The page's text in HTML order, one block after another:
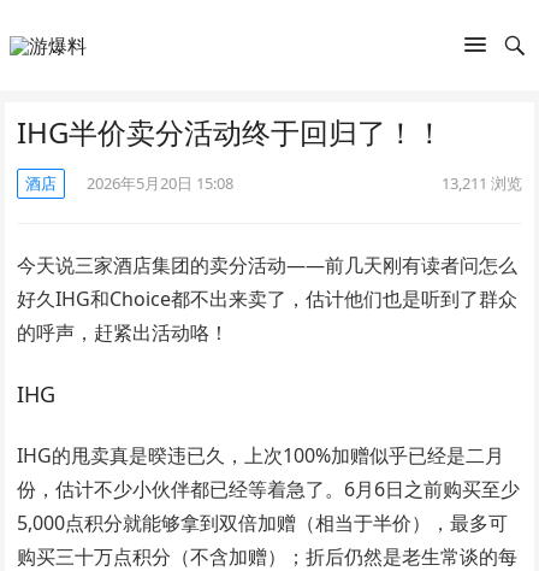
IHG半价卖分活动终于回归了！！
酒店 2026年5月20日 15:08 13,211 浏览
今天说三家酒店集团的卖分活动——前几天刚有读者问怎么
好久IHG和Choice都不出来卖了，估计他们也是听到了群众
的呼声，赶紧出活动咯！
IHG
IHG的甩卖真是暌违已久，上次100%加赠似乎已经是二月
份，估计不少小伙伴都已经等着急了。6月6日之前购买至少
5,000点积分就能够拿到双倍加赠（相当于半价），最多可
购买三十万点积分（不含加赠）；折后仍然是老生常谈的每